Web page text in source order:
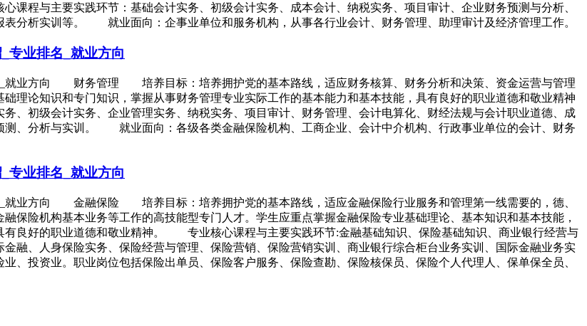
程与主要实践环节：基础会计实务、初级会计实务、成本会计、纳税实务、项目审计、企业财务预测与分析、
表分析实训等。 就业面向：企事业单位和服务机构，从事各行业会计、财务管理、助理审计及经济管理工作。
专业排名_就业方向
_就业方向 财务管理 培养目标：培养拥护党的基本路线，适应财务核算、财务分析和决策、资金运营与管理
理论知识和专门知识，掌握从事财务管理专业实际工作的基本能力和基本技能，具有良好的职业道德和敬业精神
初级会计实务、企业管理实务、纳税实务、项目审计、财务管理、会计电算化、财经法规与会计职业道德、成
测、分析与实训。 就业面向：各级各类金融保险机构、工商企业、会计中介机构、行政事业单位的会计、财务
专业排名_就业方向
_就业方向 金融保险 培养目标：培养拥护党的基本路线，适应金融保险行业服务和管理第一线需要的，德、
保险机构基本业务等工作的高技能型专门人才。学生应重点掌握金融保险专业基础理论、基本知识和基本技能，
有良好的职业道德和敬业精神。 专业核心课程与主要实践环节:金融基础知识、保险基础知识、商业银行经营与
融、人身保险实务、保险经营与管理、保险营销、保险营销实训、商业银行综合柜台业务实训、国际金融业务实
投资业。职业岗位包括保险出单员、保险客户服务、保险查勘、保险核保员、保险个人代理人、保单保全员、